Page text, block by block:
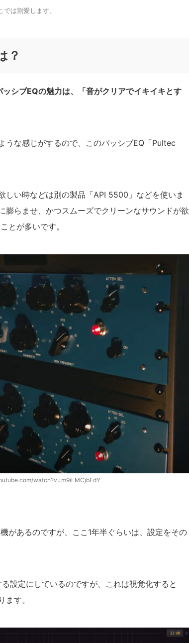
は割愛します。
？
シブEQの魅力は、「音がクリアでイキイキとす
うな感じがするので、このパッシブEQ「Pultec
しい時などは別の製品「API 5500」などを使いま
膨らませ、かつスムーズでクリーンなサウンドが欲
とが多いです。
watch?v=m9iLMCjbEdY
があるのですが、ここ1年半ぐらいは、設定をその
設定にしているのですが、これは視覚化すると
ます。